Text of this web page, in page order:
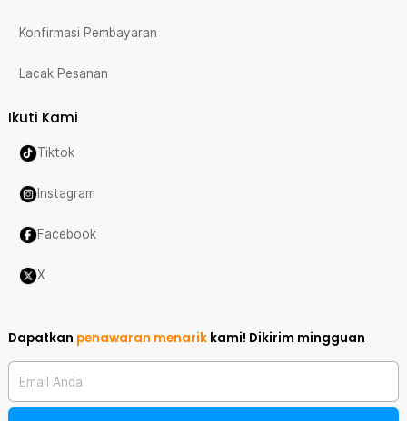
Konfirmasi Pembayaran
Lacak Pesanan
Ikuti Kami
Tiktok
Instagram
Facebook
X
Dapatkan penawaran menarik kami! Dikirim mingguan
Email Anda